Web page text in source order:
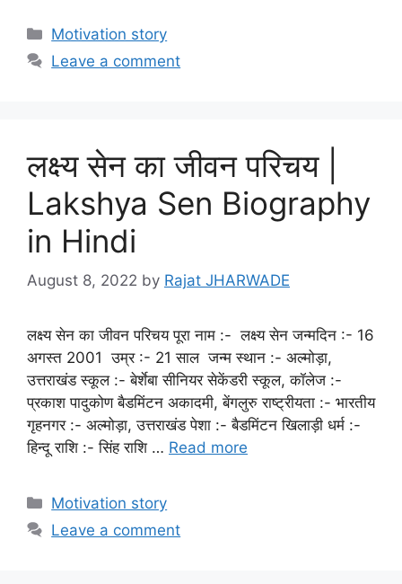
Categories
Motivation story
Leave a comment
लक्ष्य सेन का जीवन परिचय |
Lakshya Sen Biography
in Hindi
August 8, 2022 by Rajat JHARWADE
लक्ष्य सेन का जीवन परिचय पूरा नाम :- लक्ष्य सेन जन्मदिन :- 16
अगस्त 2001 उम्र :- 21 साल जन्म स्थान :- अल्मोड़ा,
उत्तराखंड स्कूल :- बेर्शेबा सीनियर सेकेंडरी स्कूल, कॉलेज :-
प्रकाश पादुकोण बैडमिंटन अकादमी, बेंगलुरु राष्ट्रीयता :- भारतीय
गृहनगर :- अल्मोड़ा, उत्तराखंड पेशा :- बैडमिंटन खिलाड़ी धर्म :-
हिन्दू राशि :- सिंह राशि … Read more
Categories
Motivation story
Leave a comment